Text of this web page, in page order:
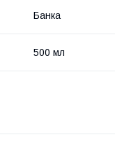
Банка
500 мл